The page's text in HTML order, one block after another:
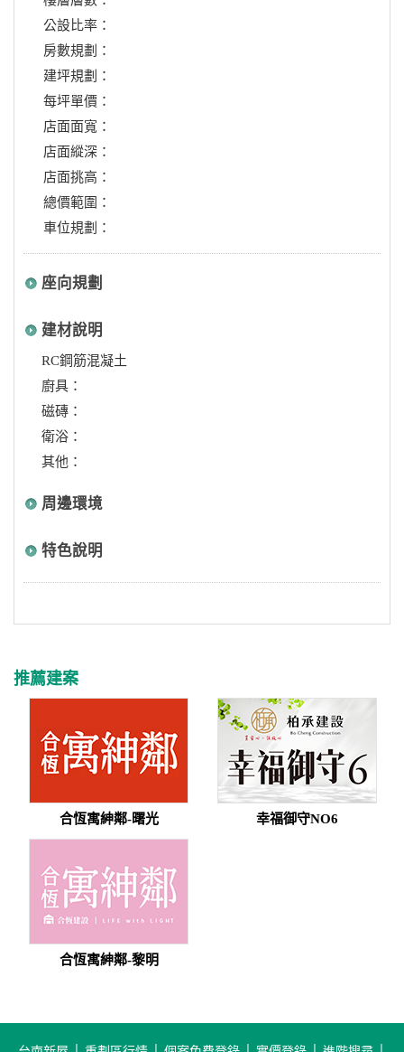
公設比率：
房數規劃：
建坪規劃：
每坪單價：
店面面寬：
店面縱深：
店面挑高：
總價範圍：
車位規劃：
座向規劃
建材說明
RC鋼筋混凝土
廚具：
磁磚：
衛浴：
其他：
周邊環境
特色說明
推薦建案
合恆寓紳鄰-曙光 幸福御守NO6
合恆寓紳鄰-黎明